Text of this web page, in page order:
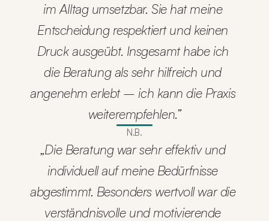
im Alltag umsetzbar. Sie hat meine
Entscheidung respektiert und keinen
Druck ausgeübt. Insgesamt habe ich
die Beratung als sehr hilfreich und
angenehm erlebt – ich kann die Praxis
weiterempfehlen.”
N.B.
„Die Beratung war sehr effektiv und
individuell auf meine Bedürfnisse
abgestimmt. Besonders wertvoll war die
verständnisvolle und motivierende